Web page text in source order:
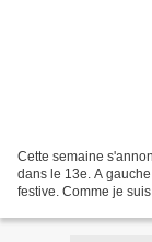
Cette semaine
dans le 13e. A
festive. Comme je